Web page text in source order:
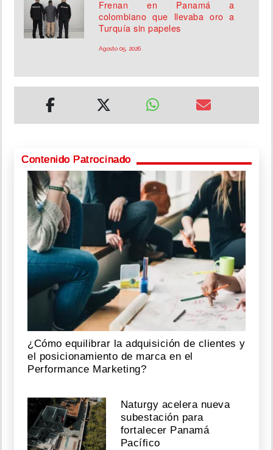
Frenan en Panamá a
colombiano que llevaba oro a
Turquía sin papeles
Agosto 05, 2026
Contenido Patrocinado
¿Cómo equilibrar la adquisición de clientes y
el posicionamiento de marca en el
Performance Marketing?
Naturgy acelera nueva
subestación para
fortalecer Panamá
Pacífico